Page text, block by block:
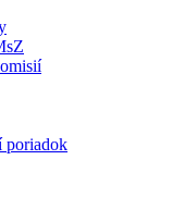
poriadok